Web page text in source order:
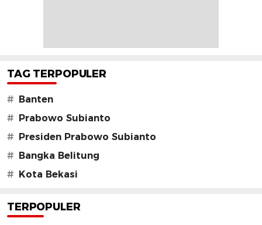
TAG TERPOPULER
# Banten
# Prabowo Subianto
# Presiden Prabowo Subianto
# Bangka Belitung
# Kota Bekasi
TERPOPULER